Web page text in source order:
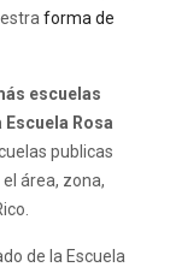
forma de
escuelas
Rosa
publicas
área, zona,
de la Escuela